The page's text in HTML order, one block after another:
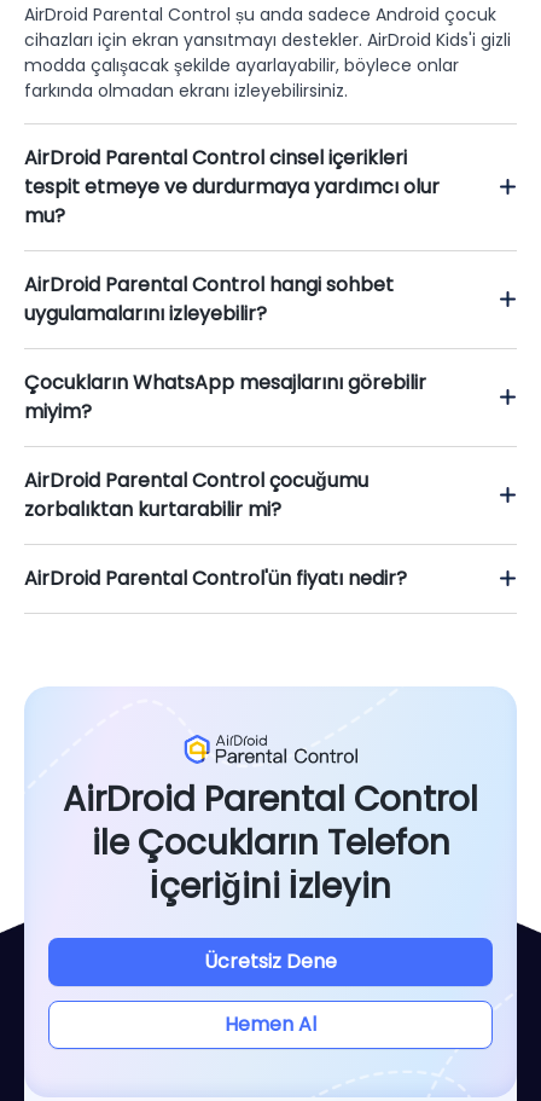
AirDroid Parental Control șu anda sadece Android çocuk
cihazları için ekran yansıtmayı destekler. AirDroid Kids'i gizli
modda çalışacak şekilde ayarlayabilir, böylece onlar
farkında olmadan ekranı izleyebilirsiniz.
AirDroid Parental Control cinsel içerikleri
tespit etmeye ve durdurmaya yardımcı olur
mu?
AirDroid Parental Control hangi sohbet
uygulamalarını izleyebilir?
Çocukların WhatsApp mesajlarını görebilir
miyim?
AirDroid Parental Control çocuğumu
zorbalıktan kurtarabilir mi?
AirDroid Parental Control'ün fiyatı nedir?
AirDroid Parental Control
ile Çocukların Telefon
İçeriğini İzleyin
Ücretsiz Dene
Hemen Al